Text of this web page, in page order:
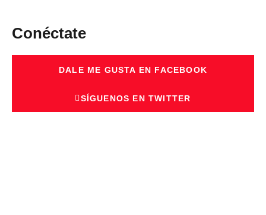
Conéctate
DALE ME GUSTA EN FACEBOOK
SÍGUENOS EN TWITTER